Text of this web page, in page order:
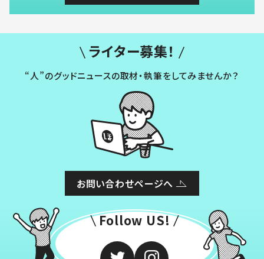
ライター募集！
“人”のグッドニュースの取材・執筆をしてみませんか？
お問い合わせページへ
Follow US!